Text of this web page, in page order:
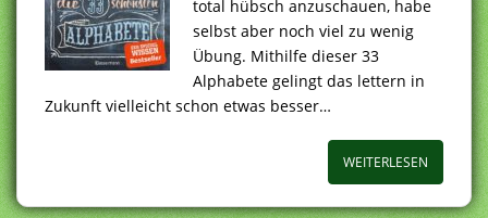
total hübsch anzuschauen, habe
selbst aber noch viel zu wenig
Übung. Mithilfe dieser 33
Alphabete gelingt das lettern in
Zukunft vielleicht schon etwas besser…
WEITERLESEN